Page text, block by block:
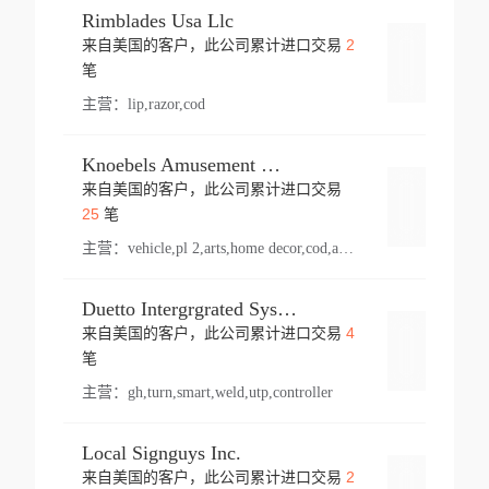
Rimblades Usa Llc
来自美国的客户，此公司累计进口交易 2
笔
主营： lip,razor,cod
Knoebels Amusement Resort
来自美国的客户，此公司累计进口交易
25笔
主营： vehicle,pl 2,arts,home decor,cod,amusement ride,sea
Duetto Intergrgrated Systems Inc.
来自美国的客户，此公司累计进口交易 4
笔
主营： gh,turn,smart,weld,utp,controller
Local Signguys Inc.
来自美国的客户，此公司累计进口交易 2